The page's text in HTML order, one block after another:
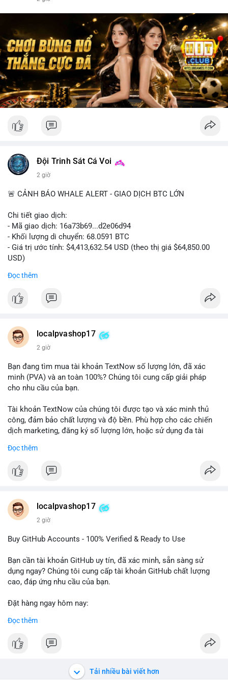
Đội Trinh Sát Cá Voi
2 giờ
🚨 CẢNH BÁO WHALE ALERT - GIAO DỊCH BTC LỚN
Chi tiết giao dịch:
- Mã giao dịch: 16a73b69...d2e06d94
- Khối lượng di chuyển: 68.0591 BTC
- Giá trị ước tính: $4,413,632.54 USD (theo thị giá $64,850.00
USD)
luân chuyển trong một giao dịch duy nhất cho thấy dấu hiệu
bước chuẩn bị cho một lệnh bán lớn trên sàn tập trung, tạo áp
lực giảm ngắn hạn. Ngược lại, nếu dòng tiền hướng về ví lạnh
ánh niềm tin vào xu hướng tăng. Việc theo dõi điểm đến tiếp
theo của số BTC này là then chốt để xác định tâm lý thị
trường.
Nhà đầu tư nhỏ lẻ nên thận trọng, tránh hành động theo cảm
xúc. Quan sát dòng tiền trong 24-48 giờ tới để xác nhận xu
hướng trước khi đưa ra quyết định vào lệnh.
#68dot0591btc
Đọc thêm
localpvashop17
2 giờ
Bạn đang tìm mua tài khoản TextNow số lượng lớn, đã xác
minh (PVA) và an toàn 100%? Chúng tôi cung cấp giải pháp
cho nhu cầu của bạn.
Tài khoản TextNow của chúng tôi được tạo và xác minh thủ
công, đảm bảo chất lượng và độ bền. Phù hợp cho các chiến
dịch marketing, đăng ký số lượng lớn, hoặc sử dụng đa tài
chúng tôi qua:
- Email: localpvashop@gmail.com
dịch vụ chuyên nghiệp!
#buytextnowaccounts #pva #textnow
Đọc thêm
localpvashop17
2 giờ
Buy GitHub Accounts - 100% Verified & Ready to Use
Bạn cần tài khoản GitHub uy tín, đã xác minh, sẵn sàng sử
dụng ngay? Chúng tôi cung cấp tài khoản GitHub chất lượng
cao, đáp ứng nhu cầu của bạn.
Đặt hàng ngay hôm nay:
✅ Phản hồi trong 24 giờ
✅ WhatsApp: +1 (66
✅ Telegram: @localpvashop
Đọc thêm
Tải nhiều bài viết hơn